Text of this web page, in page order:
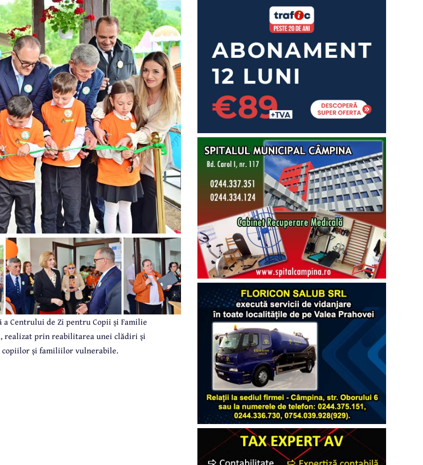
Centrului de Zi pentru Copii și Familie
realizat prin reabilitarea unei clădiri și
și familiilor vulnerabile.